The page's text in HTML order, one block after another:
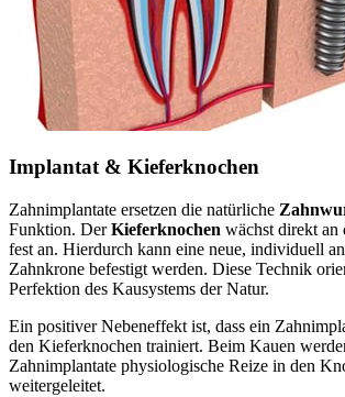
Implantat & Kieferknochen
Zahnimplantate ersetzen die natürliche
Funktion. DerKieferknochen wächst direkt an
fest an. Hierdurch kann eine neue, individuell
Zahnkrone befestigt werden. Diese Technik
Perfektion des Kausystems der Natur.
Ein positiver Nebeneffekt ist, dass ein
den Kieferknochen trainiert. Beim Kauen
Zahnimplantate physiologische Reize in den
weitergeleitet.